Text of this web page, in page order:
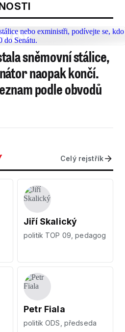
sněmovní stálice,
naopak končí.
podle obvodů
Celý rejstřík
Jiří Skalický
politik TOP 09, pedagog
Petr Fiala
politik ODS, předseda